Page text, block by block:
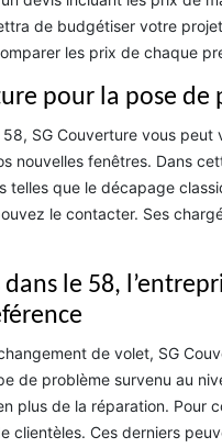
de budgétiser votre
les prix de chaque
pour la pose
SG Couverture vous
nouvelles fenêtres. Dans
telles que le décapage
le contacter. Ses
le 58,
de volet, SG
de problème survenu au
plus de la réparation.
clientèles. Ces derniers